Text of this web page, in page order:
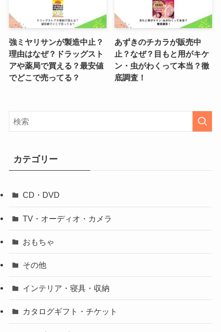
強ミヤリサンが製造中止？
理由はなぜ？ドラッグスト
アや薬局で買える？最安値
でどこで売ってる？
あずきのチカラが販売中
止？なぜ？目もと用がキケ
ン・虫がわくって本当？徹
底調査！
カテゴリー
CD・DVD
TV・オーディオ・カメラ
おもちゃ
その他
インテリア・寝具・収納
カタログギフト・チケット